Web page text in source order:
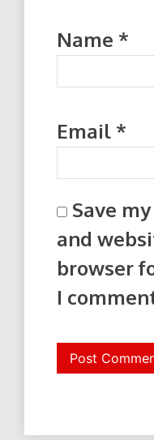
Name *
Email *
Save
and
browser
I